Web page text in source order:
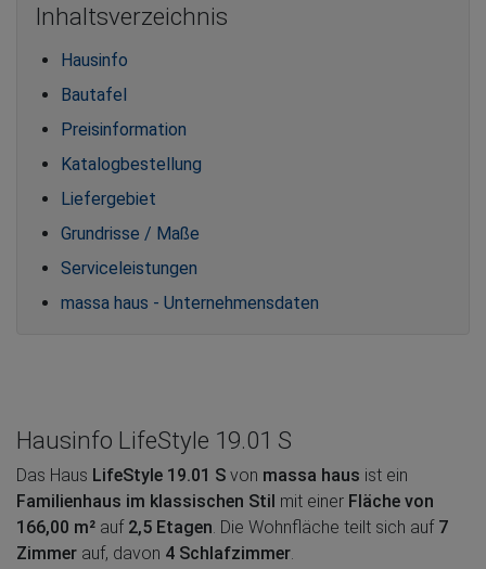
Inhaltsverzeichnis
Hausinfo
Bautafel
Preisinformation
Katalogbestellung
Liefergebiet
Grundrisse / Maße
Serviceleistungen
massa haus - Unternehmensdaten
Hausinfo LifeStyle 19.01 S
Das Haus LifeStyle 19.01 S von massa haus ist ein
Familienhaus im klassischen Stil mit einer Fläche von
166,00 m² auf 2,5 Etagen . Die Wohnfläche teilt sich auf 7
Zimmer auf, davon 4 Schlafzimmer